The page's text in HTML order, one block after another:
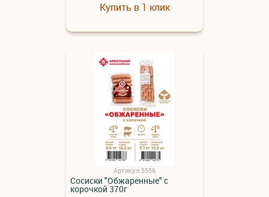
Купить в 1 клик
Артикул:5556
Сосиски "Обжаренные" с
корочкой 370г